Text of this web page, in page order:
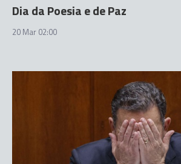
Dia da Poesia e de Paz
20 Mar 02:00